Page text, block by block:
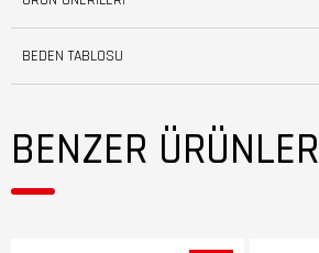
BEDEN TABLOSU
BENZER ÜRÜNLER